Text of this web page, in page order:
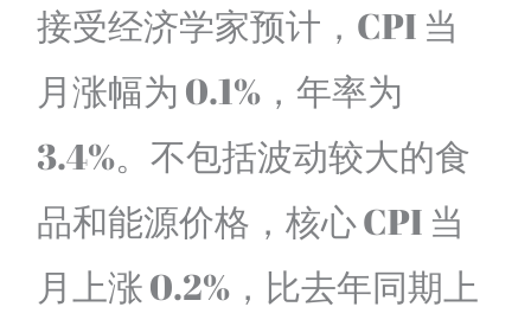
接受经济学家预计，CPI 当
月涨幅为 0.1%，年率为
3.4%。不包括波动较大的食
品和能源价格，核心 CPI 当
月上涨 0.2%，比去年同期上